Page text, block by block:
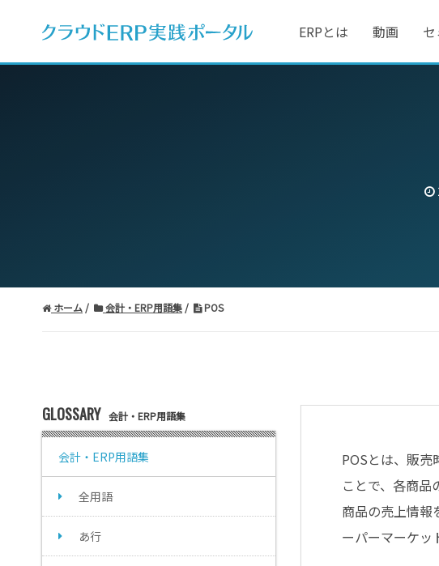
ERPとは 動画
ホーム 会計・ERP用語集 POS
GLOSSARY 会計・ERP用語集
会計・ERP用語集
全用語
あ行
POSとは、販
ことで、各商品
商品の売上情報
ーパーマーケッ